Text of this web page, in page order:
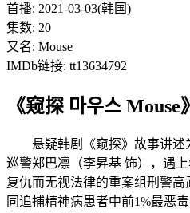
首播: 2021-03-03(韩国)
集数: 20
又名: Mouse
IMDb链接: tt13634792
《窥探 마우스
悬疑韩剧《窥探》故事讲述
巡警郑巴凛（李昇基 饰），遇
复仇而无视法律的重案组刑警
同追捕精神病患者中前1%最恶